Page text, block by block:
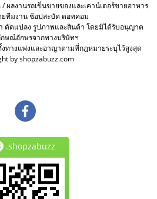
ผลงานรถเข็นขายของและเคาน์เตอร์ขายอาหาร
ยทีมงาน ช้อปสะบัด ดอทคอม
ดัดแปลง รูปภาพและสินค้า โดยมิได้รับอนุญาต
กษณ์อักษรจากทางบริษัทฯ
ทางแพ่งและอาญาตามที่กฎหมายระบุไว้สูงสุด
by shopzabuzz.com
.shopzabuzz